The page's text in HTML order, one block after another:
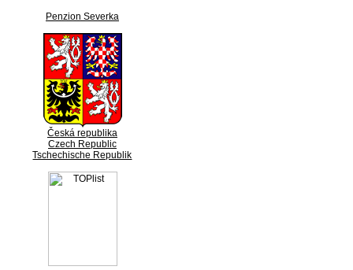
Penzion Severka
Česká republika
Czech Republic
Tschechische Republik